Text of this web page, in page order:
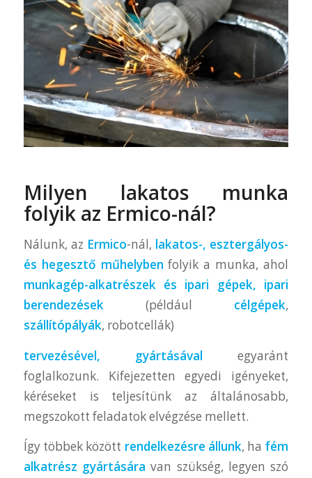
Milyen lakatos munka
folyik az Ermico-nál?
Nálunk, az Ermico-nál, lakatos-, esztergályos-
és hegesztő műhelyben folyik a munka, ahol
munkagép-alkatrészek és ipari gépek, ipari
berendezések(például célgépek,
szállítópályák, robotcellák)
tervezésével, gyártásával egyaránt
foglalkozunk. Kifejezetten egyedi igényeket,
kéréseket is teljesítünk az általánosabb,
megszokott feladatok elvégzése mellett.
Így többek között rendelkezésre állunk, ha fém
alkatrész gyártására van szükség, legyen szó